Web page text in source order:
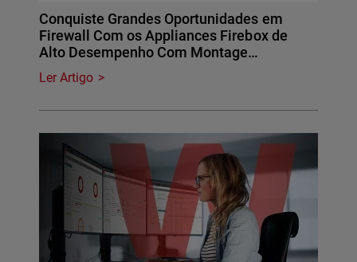
Conquiste Grandes Oportunidades em
Firewall Com os Appliances Firebox de
Alto Desempenho Com Montage…
Ler Artigo